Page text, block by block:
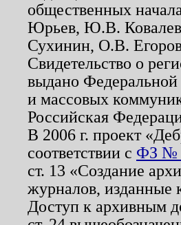
общественных
Юрьев, Ю.В.
Сухинин, О.В.
Свидетельство о
выдано
и массовых
Российская
В 2006 г. проект
соответствии с ФЗ №
ст. 13 «Создание
журналов, изданные
Доступ к архивным